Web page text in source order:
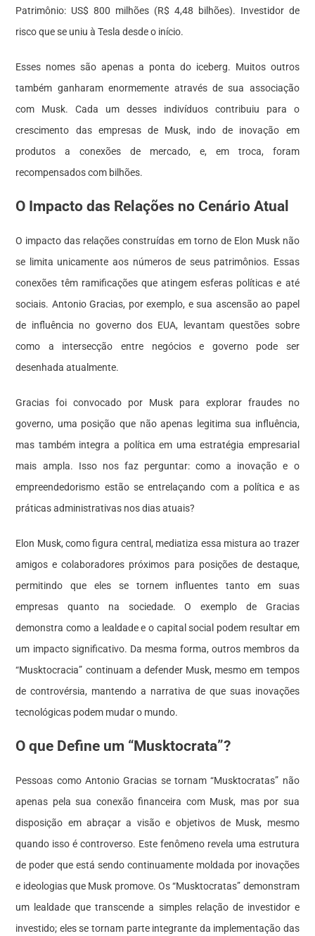
Patrimônio: US$ 800 milhões (R$ 4,48 bilhões). Investidor de
risco que se uniu à Tesla desde o início.
Esses nomes são apenas a ponta do iceberg. Muitos outros
também ganharam enormemente através de sua associação
com Musk. Cada um desses indivíduos contribuiu para o
crescimento das empresas de Musk, indo de inovação em
produtos a conexões de mercado, e, em troca, foram
recompensados com bilhões.
O Impacto das Relações no Cenário Atual
O impacto das relações construídas em torno de Elon Musk não
se limita unicamente aos números de seus patrimônios. Essas
conexões têm ramificações que atingem esferas políticas e até
sociais. Antonio Gracias, por exemplo, e sua ascensão ao papel
de influência no governo dos EUA, levantam questões sobre
como a intersecção entre negócios e governo pode ser
desenhada atualmente.
Gracias foi convocado por Musk para explorar fraudes no
governo, uma posição que não apenas legitima sua influência,
mas também integra a política em uma estratégia empresarial
mais ampla. Isso nos faz perguntar: como a inovação e o
empreendedorismo estão se entrelaçando com a política e as
práticas administrativas nos dias atuais?
Elon Musk, como figura central, mediatiza essa mistura ao trazer
amigos e colaboradores próximos para posições de destaque,
permitindo que eles se tornem influentes tanto em suas
empresas quanto na sociedade. O exemplo de Gracias
demonstra como a lealdade e o capital social podem resultar em
um impacto significativo. Da mesma forma, outros membros da
“Musktocracia” continuam a defender Musk, mesmo em tempos
de controvérsia, mantendo a narrativa de que suas inovações
tecnológicas podem mudar o mundo.
O que Define um “Musktocrata”?
Pessoas como Antonio Gracias se tornam “Musktocratas” não
apenas pela sua conexão financeira com Musk, mas por sua
disposição em abraçar a visão e objetivos de Musk, mesmo
quando isso é controverso. Este fenômeno revela uma estrutura
de poder que está sendo continuamente moldada por inovações
e ideologias que Musk promove. Os “Musktocratas” demonstram
um lealdade que transcende a simples relação de investidor e
investido; eles se tornam parte integrante da implementação das